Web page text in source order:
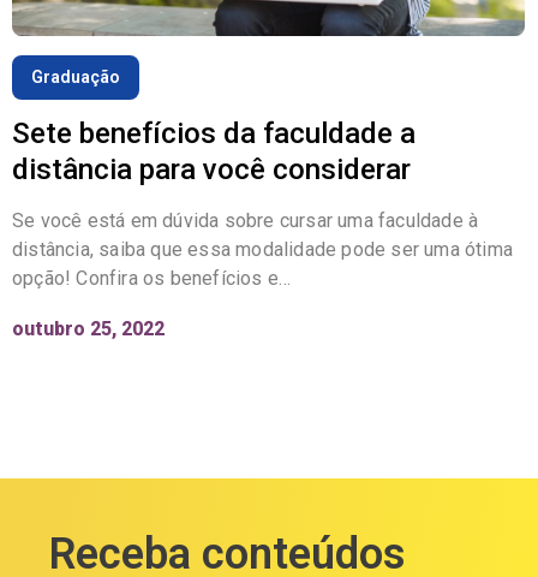
Graduação
Sete benefícios da faculdade a
distância para você considerar
Se você está em dúvida sobre cursar uma faculdade à
distância, saiba que essa modalidade pode ser uma ótima
opção! Confira os benefícios e…
outubro 25, 2022
Receba conteúdos